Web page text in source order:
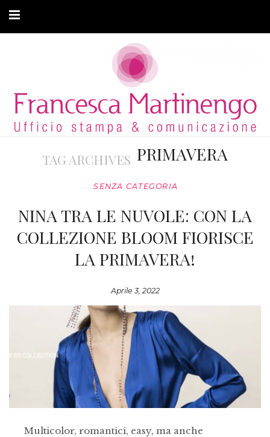
ARTICOLI
MODA ADATTIVA
CONTATTITAG ARCHIVES PRIMAVERA
SENZA CATEGORIA
NINA TRA LE NUVOLE: CON LA
COLLEZIONE BLOOM FIORISCE
LA PRIMAVERA!
Aprile 3, 2022
Multicolor, romantici, easy, ma anche